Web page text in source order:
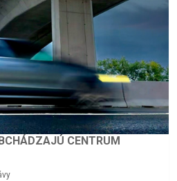
CENTRUM